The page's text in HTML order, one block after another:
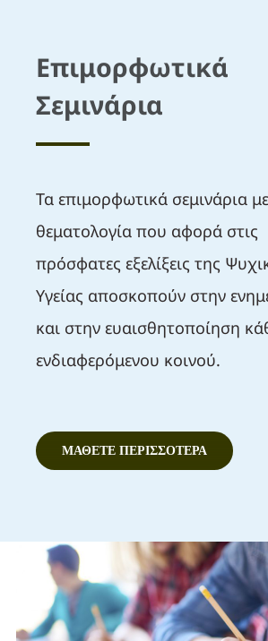
Επιμορφωτικά
Σεμινάρια
Τα επιμορφωτικά σεμινάρια με
θεματολογία που αφορά στις
πρόσφατες εξελίξεις της
Υγείας αποσκοπούν στην
και στην ευαισθητοποίηση
ενδιαφερόμενου κοινού.
ΜΆΘΕΤΕ ΠΕΡΙΣΣΌΤΕΡΑ